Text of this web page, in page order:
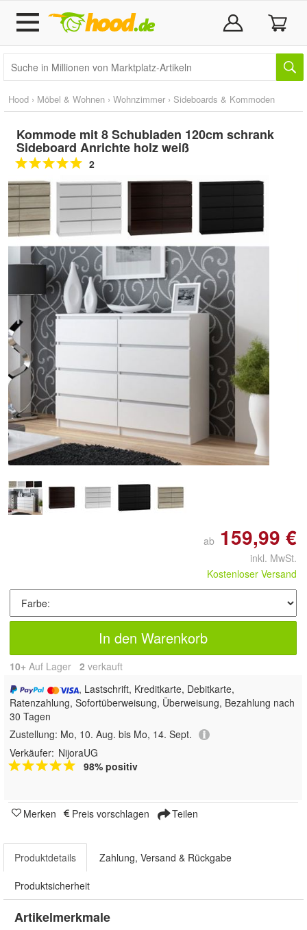
Hood › Möbel & Wohnen › Wohnzimmer › Sideboards & Kommoden
Kommode mit 8 Schubladen 120cm schrank
Sideboard Anrichte holz weiß
2
ab 159,99 €
inkl. MwSt.
Kostenloser Versand
In den Warenkorb
10+ Auf Lager 2 verkauft
, Lastschrift, Kreditkarte, Debitkarte,
Ratenzahlung, Sofortüberweisung, Überweisung, Bezahlung nach
30 Tagen
Zustellung: Mo, 10. Aug. bis Mo, 14. Sept.
Verkäufer: NijoraUG
98% positiv
Merken Preis vorschlagen Teilen
Produktdetails Zahlung, Versand & Rückgabe
Produktsicherheit
Artikelmerkmale